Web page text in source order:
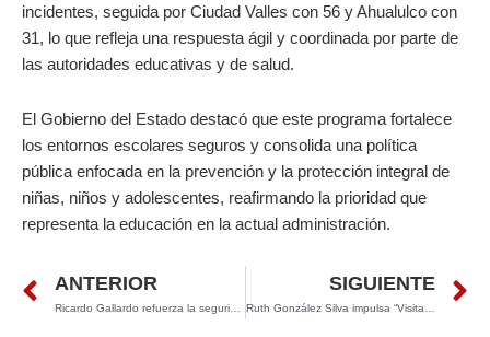
incidentes, seguida por Ciudad Valles con 56 y Ahualulco con
31, lo que refleja una respuesta ágil y coordinada por parte de
las autoridades educativas y de salud.
El Gobierno del Estado destacó que este programa fortalece
los entornos escolares seguros y consolida una política
pública enfocada en la prevención y la protección integral de
niñas, niños y adolescentes, reafirmando la prioridad que
representa la educación en la actual administración.
Prev
ANTERIOR SIGUIENTE